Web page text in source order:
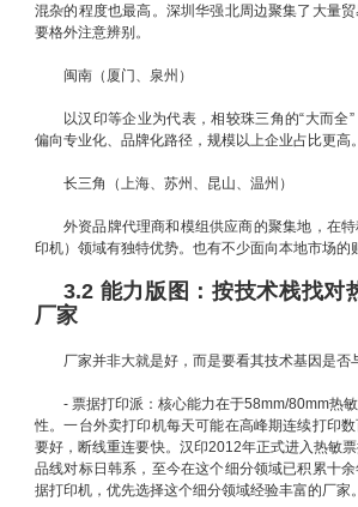
混杂的程度也最高。深圳华强北周边聚集了大量
要格外注意辨别。
闽南（厦门、泉州）
以汉印等企业为代表，相较珠三角的“大而全
偏向专业化、品牌化路径，规模以上企业占比更高。
长三角（上海、苏州、昆山、温州）
外资品牌代理商和模组供应商的聚集地，在
印机）领域有独特优势。也有不少面向本地市场的
3.2 能力版图：按技术栈找对
厂家
厂家并非大就是好，而是要看其技术基因是否
- 票据打印派：核心能力在于58mm/80mm热
性。一台外卖打印机每天可能在高峰期连续打印
要好，断线重连要快。汉印2012年正式进入热敏
品线对标日韩系，至今在这个细分领域已积累十
据打印机，优先选择这个细分领域经验丰富的厂家。